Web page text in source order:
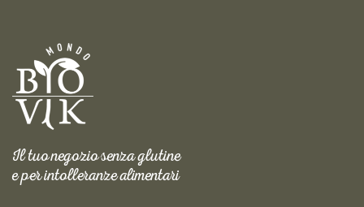
Il tuo negozio senza glutine
e per intolleranze alimentari